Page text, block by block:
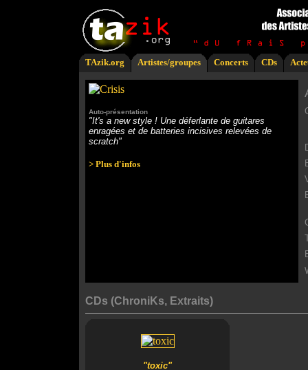
TAzik.org Artistes/groupes Concerts CDs
Auto-présentation
"It's a new style ! Une déferlante de guitares
enragées et de batteries incisives relevées de
scratch"
> Plus d'infos
CDs (ChroniKs, Extraits)
"toxic"